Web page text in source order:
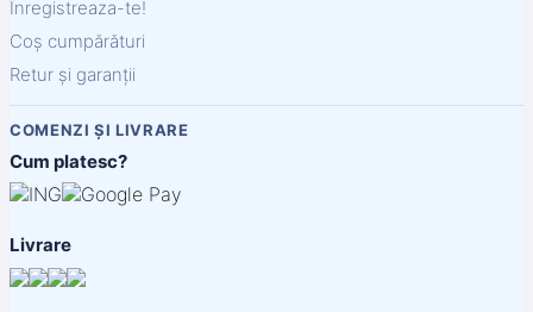
Înregistreaza-te!
Coș cumpărături
Retur și garanții
COMENZI ȘI LIVRARE
Cum platesc?
Livrare